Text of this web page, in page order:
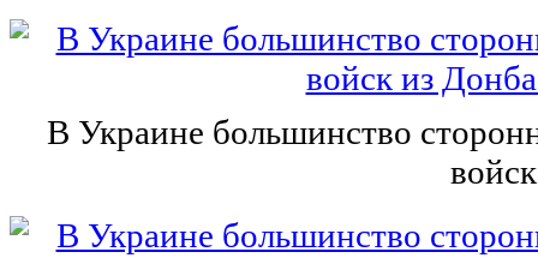
В Украине большинство